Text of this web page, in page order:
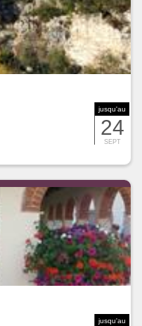
jusqu'au
24
SEPT
jusqu'au